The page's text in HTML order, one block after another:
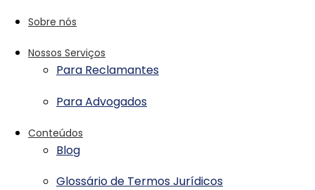
Sobre nós
Nossos Serviços
Para Reclamantes
Para Advogados
Conteúdos
Blog
Glossário de Termos Jurídicos